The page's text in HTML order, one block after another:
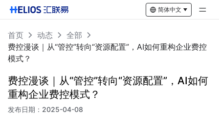
简体中文
首页 动态
全部
费控漫谈｜从“管控”转向“资源配置”，AI如何重构企业费控
模式？
费控漫谈｜从“管控”转向“资源配置”，AI如何
重构企业费控模式？
发布日期： 2025-04-08